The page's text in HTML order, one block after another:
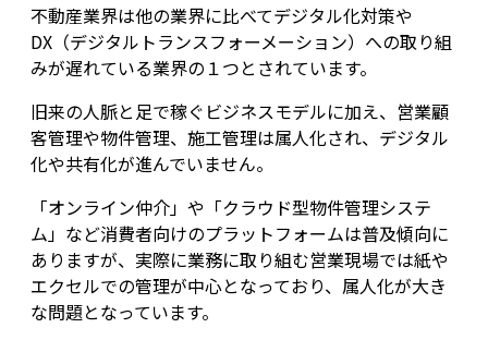
不動産業界は他の業界に比べてデジタル化対策や
DX（デジタルトランスフォーメーション）への取り組
みが遅れている業界の１つとされています。
旧来の人脈と足で稼ぐビジネスモデルに加え、営業顧
客管理や物件管理、施工管理は属人化され、デジタル
化や共有化が進んでいません。
「オンライン仲介」や「クラウド型物件管理システ
ム」など消費者向けのプラットフォームは普及傾向に
ありますが、実際に業務に取り組む営業現場では紙や
エクセルでの管理が中心となっており、属人化が大き
な問題となっています。